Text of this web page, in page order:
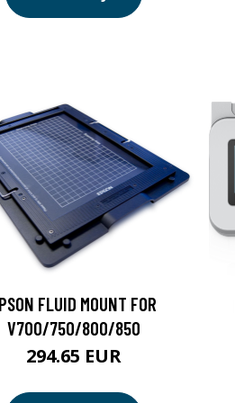
FLUID MOUNT FOR
V700/750/800/850
294.65 EUR